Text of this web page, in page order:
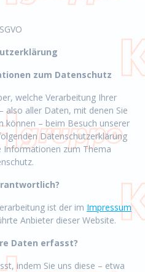
zum Datenschutz
welche Verarbeitung Ihrer
also aller Daten, mit denen Sie
können – beim Besuch unserer
Datenschutzerklärung
Informationen zum Thema
ist der im Impressum
Anbieter dieser Website.
Daten erfasst?
indem Sie uns diese – etwa